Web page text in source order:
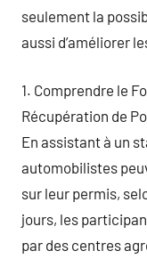
seulement la
aussi d’améliorer
1. Comprendre le
Récupération de
En assistant à un
automobilistes
sur leur permis,
jours, les
par des centres